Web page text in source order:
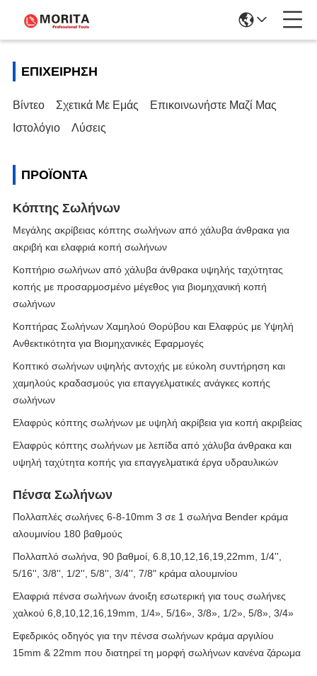
ΕΠΙΧΕΊΡΗΣΗ
Βίντεο Σχετικά Με Εμάς
Επικοινωνήστε Μαζί Μας
Ιστολόγιο
Λύσεις
ΠΡΟΪΌΝΤΑ
Κόπτης Σωλήνων
Μεγάλης ακρίβειας κόπτης σωλήνων από χάλυβα άνθρακα για
ακριβή και ελαφριά κοπή σωλήνων
Κοπτήριο σωλήνων από χάλυβα άνθρακα υψηλής ταχύτητας
κοπής με προσαρμοσμένο μέγεθος για βιομηχανική κοπή
σωλήνων
Κοπτήρας Σωλήνων Χαμηλού Θορύβου και Ελαφρύς με Υψηλή
Ανθεκτικότητα για Βιομηχανικές Εφαρμογές
Κοπτικό σωλήνων υψηλής αντοχής με εύκολη συντήρηση και
χαμηλούς κραδασμούς για επαγγελματικές ανάγκες κοπής
σωλήνων
Ελαφρύς κόπτης σωλήνων με υψηλή ακρίβεια για κοπή ακριβείας
Ελαφρύς κόπτης σωλήνων με λεπίδα από χάλυβα άνθρακα και
υψηλή ταχύτητα κοπής για επαγγελματικά έργα υδραυλικών
Πένσα Σωλήνων
Πολλαπλές σωλήνες 6-8-10mm 3 σε 1 σωλήνα Bender κράμα
αλουμινίου 180 βαθμούς
Πολλαπλό σωλήνα, 90 βαθμοί, 6.8,10,12,16,19,22mm, 1/4'',
5/16'', 3/8'', 1/2'', 5/8'', 3/4'', 7/8" κράμα αλουμινίου
Ελαφριά πένσα σωλήνων άνοιξη εσωτερική για τους σωλήνες
χαλκού 6,8,10,12,16,19mm, 1/4», 5/16», 3/8», 1/2», 5/8», 3/4»
Εφεδρικός οδηγός για την πένσα σωλήνων κράμα αργιλίου
15mm & 22mm που διατηρεί τη μορφή σωλήνων κανένα ζάρωμα